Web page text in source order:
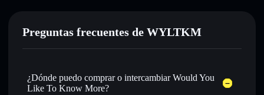
Preguntas frecuentes de WYLTKM
¿Dónde puedo comprar o intercambiar Would You
Like To Know More?